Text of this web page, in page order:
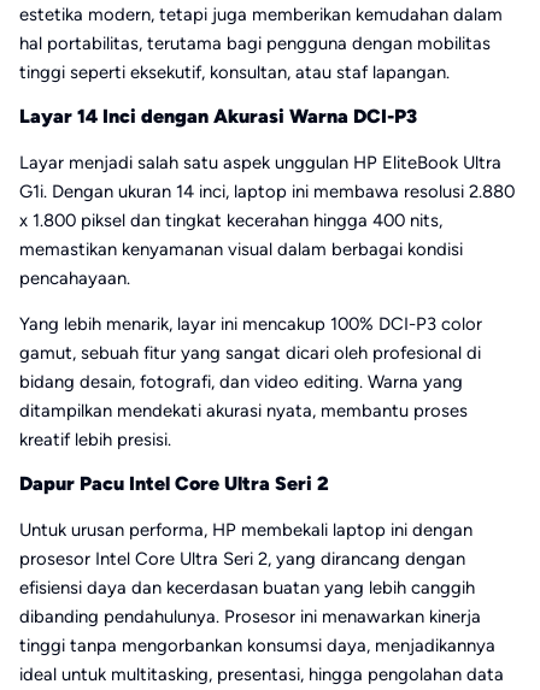
estetika modern, tetapi juga memberikan kemudahan dalam
hal portabilitas, terutama bagi pengguna dengan mobilitas
tinggi seperti eksekutif, konsultan, atau staf lapangan.
Layar 14 Inci dengan Akurasi Warna DCI-P3
Layar menjadi salah satu aspek unggulan HP EliteBook Ultra
G1i. Dengan ukuran 14 inci, laptop ini membawa resolusi 2.880
x 1.800 piksel dan tingkat kecerahan hingga 400 nits,
memastikan kenyamanan visual dalam berbagai kondisi
pencahayaan.
Yang lebih menarik, layar ini mencakup 100% DCI-P3 color
gamut, sebuah fitur yang sangat dicari oleh profesional di
bidang desain, fotografi, dan video editing. Warna yang
ditampilkan mendekati akurasi nyata, membantu proses
kreatif lebih presisi.
Dapur Pacu Intel Core Ultra Seri 2
Untuk urusan performa, HP membekali laptop ini dengan
prosesor Intel Core Ultra Seri 2, yang dirancang dengan
efisiensi daya dan kecerdasan buatan yang lebih canggih
dibanding pendahulunya. Prosesor ini menawarkan kinerja
tinggi tanpa mengorbankan konsumsi daya, menjadikannya
ideal untuk multitasking, presentasi, hingga pengolahan data